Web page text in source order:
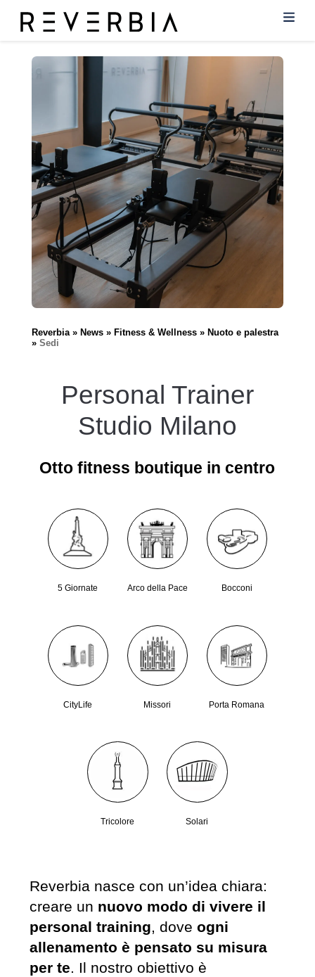
Reverbia News Fitness & Wellness
Nuoto e palestra
Sedi
Personal Trainer
Studio Milano
Otto fitness boutique in centro
5 Giornate Arco della Pace Bocconi
CityLife Missori Porta Romana
Tricolore Solari
Reverbia nasce con un’idea chiara:
creare un nuovo modo di vivere il
personal training, dove ogni
allenamento è pensato su misura
per te. Il nostro obiettivo è